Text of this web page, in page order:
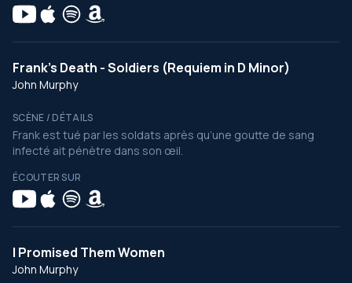
Frank's Death - Soldiers (Requiem in D Minor)
John Murphy
SCÈNE / DÉTAILS
Frank est tué par les soldats après qu’une goutte de sang
infecté ait pénètre dans son œil.
ÉCOUTER SUR
I Promised Them Women
John Murphy